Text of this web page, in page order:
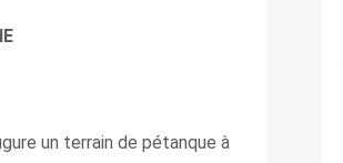
un terrain de pétanque à